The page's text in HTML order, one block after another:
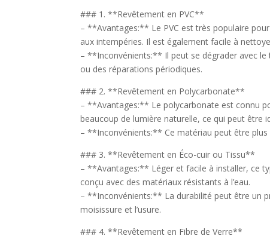
### 1. **Revêtement en PVC**
– **Avantages:** Le PVC est très populaire
aux intempéries. Il est également facile à
– **Inconvénients:** Il peut se dégrader avec le
ou des réparations périodiques.
### 2. **Revêtement en Polycarbonate**
– **Avantages:** Le polycarbonate est connu
beaucoup de lumière naturelle, ce qui peut être
– **Inconvénients:** Ce matériau peut être
### 3. **Revêtement en Éco-cuir ou Tissu**
– **Avantages:** Léger et facile à installer, ce
conçu avec des matériaux résistants à l’eau.
– **Inconvénients:** La durabilité peut être un
moisissure et l’usure.
### 4. **Revêtement en Fibre de Verre**